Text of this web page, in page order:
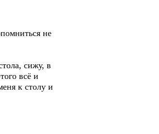
не
сижу, в
всё и
к столу и